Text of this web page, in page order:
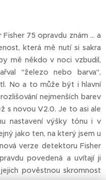
75 opravdu znám ... a
která mě nutí si sakra
mě někdo v noci vzbudil,
"železo nebo barva",
No a to může být i hlavní
nejmenších barev
s novou V2.0. Je to asi ale
nastavení výšky tónu i v
jako ten, na který jsem u
verze detektoru Fisher
povedená a uvítají ji
pověstnou skromnost